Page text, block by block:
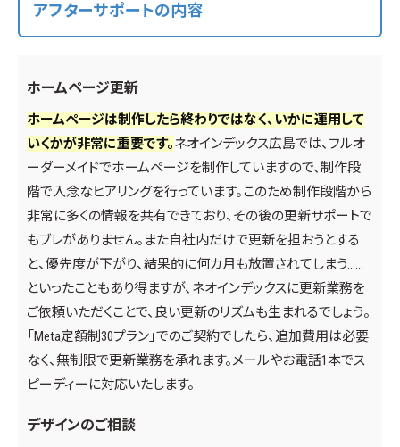
アフターサポートの内容
ホームページ更新
ホームページは制作したら終わりではなく、いかに運用して
いくかが非常に重要です。ネオインデックス広島では、フルオ
ーダーメイドでホームページを制作していますので、制作段
階で入念なヒアリングを行っています。このため制作段階から
非常に多くの情報を共有できており、その後の更新サポートで
もブレがありません。また自社内だけで更新を担おうとする
と、優先度が下がり、結果的に何カ月も放置されてしまう……
といったこともあり得ますが、ネオインデックスに更新業務を
ご依頼いただくことで、良い更新のリズムも生まれるでしょう。
「Meta定額制30プラン」でのご契約でしたら、追加費用は必要
なく、無制限で更新業務を承れます。メールやお電話1本でス
ピーディーに対応いたします。
デザインのご相談